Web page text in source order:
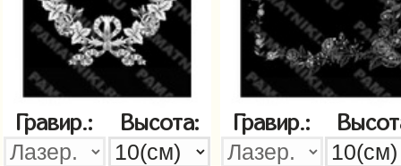
Гравир.: Высота: Гравир.: